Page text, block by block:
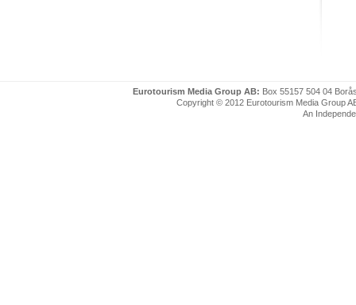
Eurotourism Media Group AB: Box 55157 504 04
Copyright © 2012 Eurotourism Media Group
An